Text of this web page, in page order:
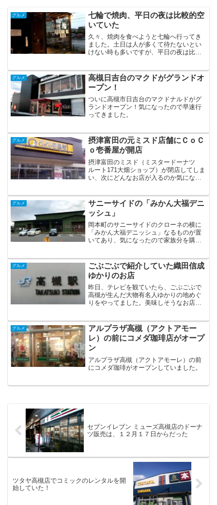
グルメ
七輪で焼肉、平日の夜は比較的空
いていた
久々、焼肉を食べようと七輪へ行ってき
ました。土日は人が多くて待たないとい
けない時も多いですが、平日の夜は比較
グルメ
高槻日吉台のマクドがグランドオ
ープン！
ついに高槻市日吉台のマクドナルドがグ
ランドオープン！気になったので早速行
ってきました。
グルメ
摂津富田の元ミスド店舗にＣｏＣ
ｏ壱番屋が開店
摂津富田のミスド（ミスタードーナツ
ルート171大畑ショップ）が閉店してしま
い、次にどんなお店が入るのか気になっ
グルメ
サニーサイドの「みかん大福デニ
ッシュ」
岡本町のサニーサイドのクローネの横に
「みかん大福デニッシュ」なるものが置
いてあり、気になったので家族分を購入
なかなかの好評でした。
グルメ
ごぶごぶで紹介していた織田信成
ゆかりのお店
昨日、テレビを観ていたら、ごぶごぶで
高槻が生んだ大物有名人ゆかりの地めぐ
りをやってました。美味しそうなお店が
グルメ
アルプラザ高槻（アクトアモー
レ）の前にコメダ珈琲店がオープ
ン
アルプラザ高槻（アクトアモーレ）の前
にコメダ珈琲がオープンしていました。
セブンイレブン ミューズ高槻店のドーナ
ツ販売は、１２月１７日からだった
ツタヤ高槻店でコミックのレンタルを開
始していた！